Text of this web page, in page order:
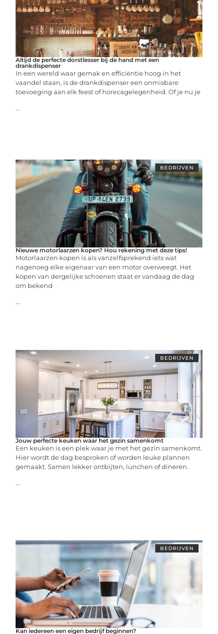
Altijd de perfecte dorstlesser bij de hand met een
drankdispenser
In een wereld waar gemak en efficiëntie hoog in het
vaandel staan, is de drankdispenser een onmisbare
toevoeging aan elk feest of horecagelegenheid. Of je nu je
...
BEDRIJVEN
Nieuwe motorlaarzen kopen? Hou rekening met deze tips!
Motorlaarzen kopen is als vanzelfsprekend iets wat
nagenoeg elke eigenaar van een motor overweegt. Het
kopen van dergelijke schoenen staat er vandaag de dag
om bekend
...
BEDRIJVEN
Jouw perfecte keuken waar het gezin samenkomt
Een keuken is een plek waar je met het gezin samenkomt.
Hier wordt de dag besproken of worden leuke plannen
gemaakt. Samen lekker ontbijten, lunchen of dineren.
...
BEDRIJVEN
Kan iedereen een eigen bedrijf beginnen?